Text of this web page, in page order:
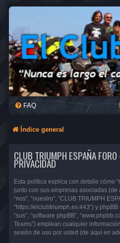
FAQ
Índice general
CLUB TRIUMPH ESPAÑA
PRIVACIDAD
Esta política explica con detalle cómo
junto con sus empresas asociadas (de
“nos”, “nuestro”, “CLUB TRIUMPH
“https://elclubtriumph.es:443”) y
“sus”, “software phpBB”,
Teams”) emplean cualquier
sesión de uso por usted (de aquí en